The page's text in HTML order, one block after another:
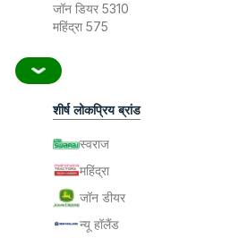
जॉन डियर 5310
महिंद्रा 575
शीर्ष लोकप्रिय ब्रांड
स्वराज
महिंद्रा
जॉन डीयर
न्यू हॉलैंड